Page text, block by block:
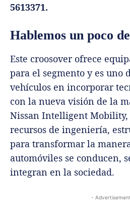
5613371.
Hablemos un poco
Este croosover ofrece
para el segmento y es uno
vehículos en incorporar
con la nueva visión de la
Nissan Intelligent Mobility,
recursos de ingeniería,
para transformar la
automóviles se conducen,
integran en la sociedad.
-